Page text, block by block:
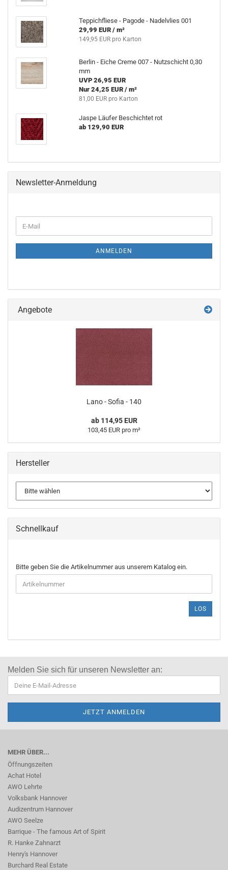
Teppichfliese - Pagode - Nadelvlies 001
29,99 EUR / m²
149,95 EUR pro Karton
Berlin - Eiche Creme 007 - Nutzschicht 0,30
mm
UVP 26,95 EUR
Nur 24,25 EUR / m²
81,00 EUR pro Karton
Jaspe Läufer Beschichtet rot
ab 129,90 EUR
Newsletter-Anmeldung
ANMELDEN
Angebote
Lano - Sofia - 140
ab 114,95 EUR
103,45 EUR pro m²
Hersteller
Schnellkauf
Bitte geben Sie die Artikelnummer aus unserem Katalog ein.
LOS
Melden Sie sich für unseren Newsletter an:
MEHR ÜBER...
Öffnungszeiten
Achat Hotel
AWO Lehrte
Volksbank Hannover
Audizentrum Hannover
AWO Seelze
Barrique - The famous Art of Spirit
R. Hanke Zahnarzt
Henry's Hannover
Burchard Real Estate